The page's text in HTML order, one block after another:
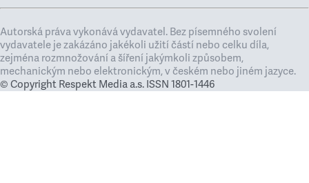
Autorská práva vykonává vydavatel. Bez písemného svolení
vydavatele je zakázáno jakékoli užití částí nebo celku díla,
zejména rozmnožování a šíření jakýmkoli způsobem,
mechanickým nebo elektronickým, v českém nebo jiném jazyce.
© Copyright Respekt Media a.s. ISSN 1801-1446